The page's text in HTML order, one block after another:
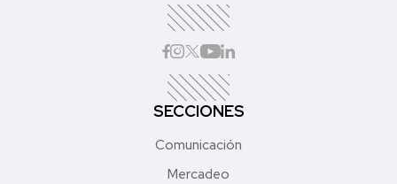
SECCIONES
Comunicación
Mercadeo